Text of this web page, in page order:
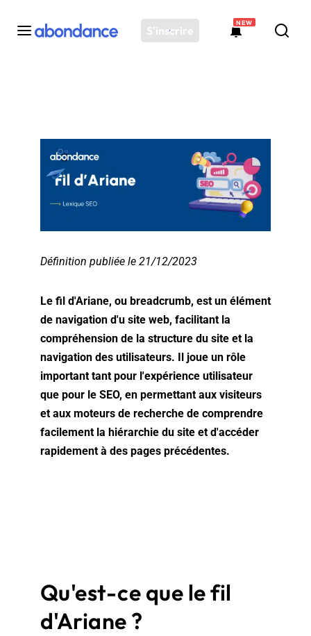
S'inscrire
NEW
Solutions
Définition publiée le 21/12/2023
Le fil d'Ariane, ou breadcrumb, est un élément
de navigation d'u site web, facilitant la
compréhension de la structure du site et la
navigation des utilisateurs. Il joue un rôle
important tant pour l'expérience utilisateur
que pour le SEO, en permettant aux visiteurs
et aux moteurs de recherche de comprendre
facilement la hiérarchie du site et d'accéder
rapidement à des pages précédentes.
Qu'est-ce que le fil
d'Ariane ?